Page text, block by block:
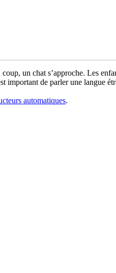
un chat s’approche. Les
important de parler une langue
automatiques.